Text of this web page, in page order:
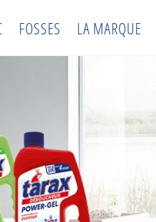
FOSSES LA MARQUE